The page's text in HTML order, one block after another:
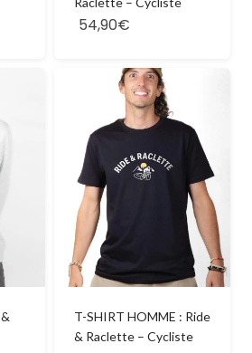
54,90€
T-SHIRT HOMME : Ride
& Raclette – Cycliste